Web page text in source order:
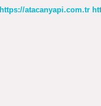
https://atacanyapi.com.tr